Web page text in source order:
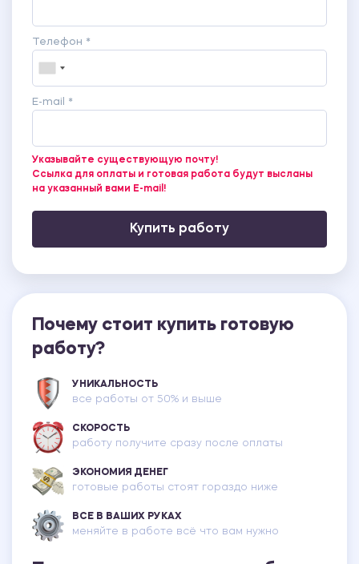
Телефон *
E-mail *
Указывайте существующую почту!
Ссылка для оплаты и готовая работа будут высланы
на указанный вами E-mail!
Купить работу
Почему стоит купить готовую
работу?
УНИКАЛЬНОСТЬ
все работы от 50% и выше
СКОРОСТЬ
работу получите сразу после оплаты
ЭКОНОМИЯ ДЕНЕГ
готовые работы стоят гораздо ниже
ВСЕ В ВАШИХ РУКАХ
меняйте в работе всё что вам нужно